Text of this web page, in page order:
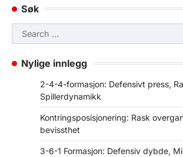
Søk
Search
for:
Nylige innlegg
2-4-4-formasjon: Defensivt press,
Spillerdynamikk
Kontringsposisjonering: Rask
bevissthet
3-6-1 Formasjon: Defensiv dybde,